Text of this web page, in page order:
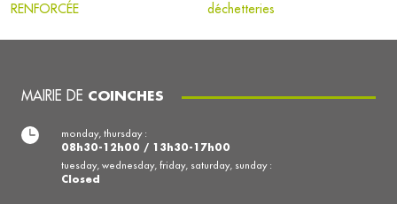
RENFORCÉE
déchetteries
MAIRIE DE COINCHES
monday, thursday :
08h30-12h00 / 13h30-17h00
tuesday, wednesday, friday, saturday, sunday :
Closed